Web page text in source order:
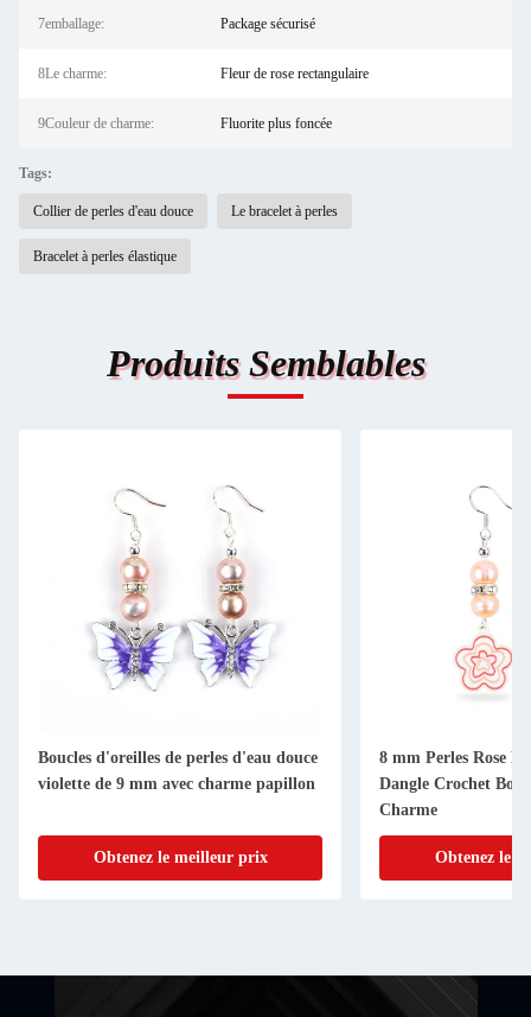
7emballage: Package sécurisé
8Le charme: Fleur de rose rectangulaire
9Couleur de charme: Fluorite plus foncée
Tags:
Collier de perles d'eau douce Le bracelet à perles
Bracelet à perles élastique
Produits Semblables
Boucles d'oreilles de perles d'eau douce
violette de 9 mm avec charme papillon
Obtenez le meilleur prix
8 mm Perles Rose
Dangle Crochet
Charme
Obtenez le